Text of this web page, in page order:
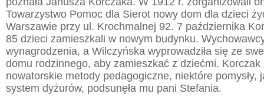
Towarzystwo Pomoc dla Sierot nowy dom dla dzieci
Warszawie przy ul. Krochmalnej 92. 7 października
85 dzieci zamieszkali w nowym budynku.
wynagrodzenia, a Wilczyńska wyprowadziła się ze
domu rodzinnego, aby zamieszkać z dziećmi. Korczak
nowatorskie metody pedagogiczne, niektóre pomysły,
system dyżurów, podsunęła mu pani Stefania.